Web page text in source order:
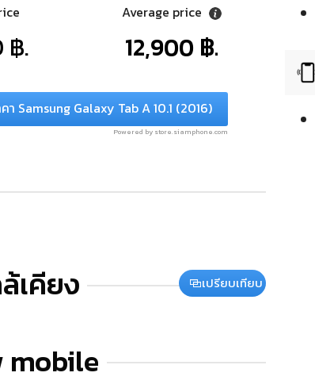
฿.
Average price
12,900 ฿.
คา Samsung Galaxy Tab A 10.1 (2016)
Powered by store.siamphone.com
เคียง เปรียบเทียบ
mobile